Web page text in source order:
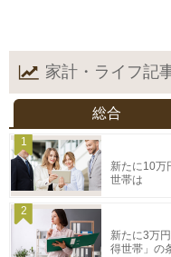
家計・ライフ記
総合
1
新たに10万
世帯は
2
新たに3万
得世帯」の